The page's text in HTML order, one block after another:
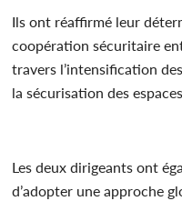
Ils ont réaffirmé leur
coopération sécuritaire
travers l’intensification
la sécurisation des
Les deux dirigeants ont
d’adopter une approche